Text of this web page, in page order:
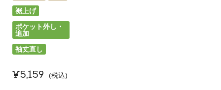
裾上げ
ポケット外し・
追加
袖丈直し
¥5,159 税込